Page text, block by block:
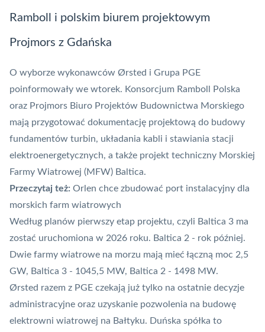
Ramboll i polskim biurem projektowym
Projmors z Gdańska
O wyborze wykonawców Ørsted i Grupa PGE
poinformowały we wtorek. Konsorcjum Ramboll Polska
oraz Projmors Biuro Projektów Budownictwa Morskiego
mają przygotować dokumentację projektową do budowy
fundamentów turbin, układania kabli i stawiania stacji
elektroenergetycznych, a także projekt techniczny Morskiej
Farmy Wiatrowej (MFW) Baltica.
Przeczytaj też: Orlen chce zbudować port instalacyjny dla
morskich farm wiatrowych
Według planów pierwszy etap projektu, czyli Baltica 3 ma
zostać uruchomiona w 2026 roku. Baltica 2 - rok później.
Dwie farmy wiatrowe na morzu mają mieć łączną moc 2,5
GW, Baltica 3 - 1045,5 MW, Baltica 2 - 1498 MW.
Ørsted razem z PGE czekają już tylko na ostatnie decyzje
administracyjne oraz uzyskanie pozwolenia na budowę
elektrowni wiatrowej na Bałtyku. Duńska spółka to